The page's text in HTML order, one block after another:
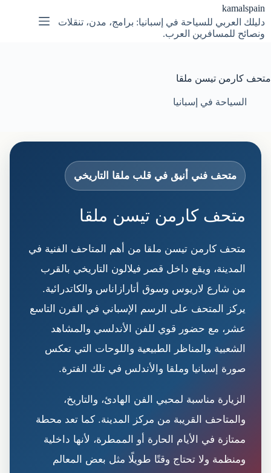
التجاوز
إلى
المحتوى
kamalspain
دليلك العربي للسياحة في إسبانيا: برامج، مدن، تنقلات
ونصائح للمسافرين العرب.
متحف كارمن تيسن ملقا
السياحة في إسبانيا
متحف فني أنيق في قلب ملقا التاريخي
متحف كارمن تيسن ملقا
متحف كارمن تيسن ملقا من أهم المتاحف الفنية في
المدينة، ويقع داخل قصر فيلالون التاريخي بالقرب
من شارع لاريوس وسوق أتارازاناس والكاتدرائية.
يركز المتحف على الرسم الإسباني في القرن التاسع
عشر، مع حضور قوي للفن الأندلسي والمشاهد
الشعبية والمناظر الطبيعية واللوحات التي تعكس
صورة إسبانيا وملقا والأندلس في تلك الفترة.
الزيارة مناسبة لمحبي الفن الهادئ، والتاريخ،
والمتاحف القريبة من مركز المدينة. كما تعد محطة
ممتازة في الأيام الحارة أو الممطرة، لأنها داخلية
ومنظمة ولا تحتاج وقتًا طويلًا مثل بعض المعالم